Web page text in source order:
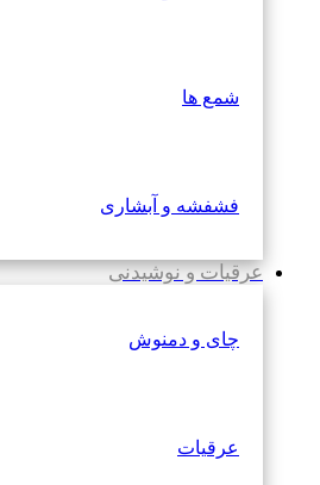
شمع ها
فشفشه و آبشاری
عرقیات و نوشیدنی
چای و دمنوش
عرقیات